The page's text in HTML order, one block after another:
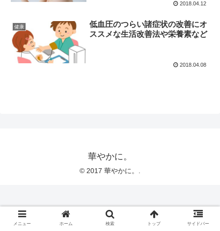
2018.04.12
健康
低血圧のつらい諸症状の改善にオ
ススメな生活改善法や栄養素など
2018.04.08
華やかに。
© 2017 華やかに。.
メニュー ホーム 検索 トップ サイドバー